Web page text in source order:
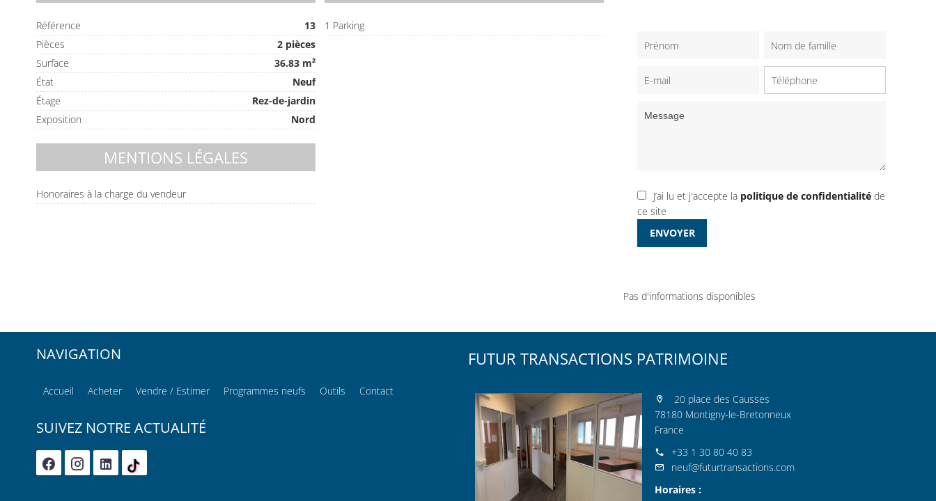
Référence
13
Pièces
2 pièces
Surface
36.83 m²
État
Neuf
Étage
Rez-de-jardin
Exposition
Nord
1 Parking
MENTIONS LÉGALES
Honoraires à la charge du vendeur J’ai lu et j'accepte la politique de confidentialité de
ce site
ENVOYER
Pas d'informations disponibles
NAVIGATION
Accueil Acheter Vendre / Estimer Programmes neufs Outils Contact
SUIVEZ NOTRE ACTUALITÉ
FUTUR TRANSACTIONS PATRIMOINE
20 place des Causses
78180 Montigny-le-Bretonneux
France
+33 1 30 80 40 83
neuf@futurtransactions.com
Horaires :